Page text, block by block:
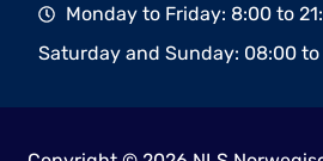
Monday to Friday: 8:00 to
Saturday and Sunday: 08:00